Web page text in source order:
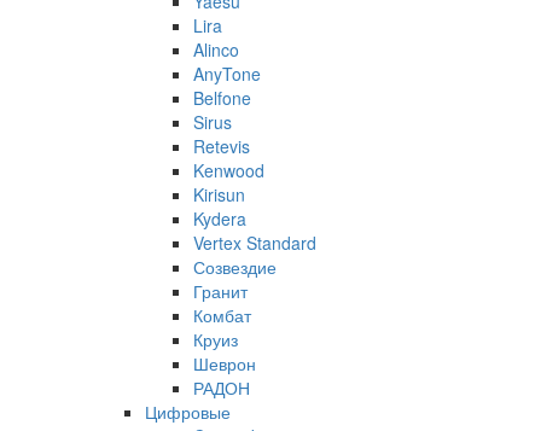
Lira
Alinco
AnyTone
Belfone
Sirus
Retevis
Kenwood
Kirisun
Kydera
Vertex Standard
Созвездие
Гранит
Комбат
Круиз
Шеврон
РАДОН
Цифровые